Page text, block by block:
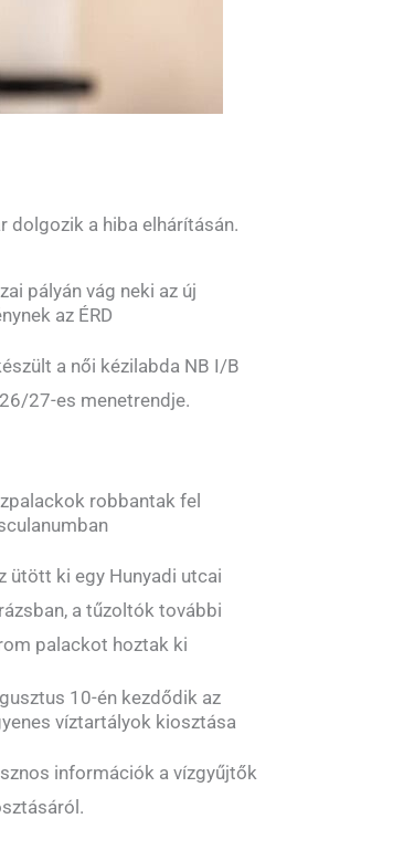
dolgozik a hiba elhárításán.
pályán vág neki az új
az ÉRD
a női kézilabda NB I/B
27-es menetrendje.
robbantak fel
ütött ki egy Hunyadi utcai
a tűzoltók további
palackot hoztak ki
10-én kezdődik az
víztartályok kiosztása
információk a vízgyűjtők